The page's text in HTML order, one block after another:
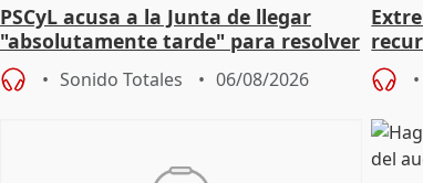
PSCyL acusa a la Junta de llegar
"absolutamente tarde" para resolver
problemas como Newcastle
Sonido Totales 06/08/2026
más